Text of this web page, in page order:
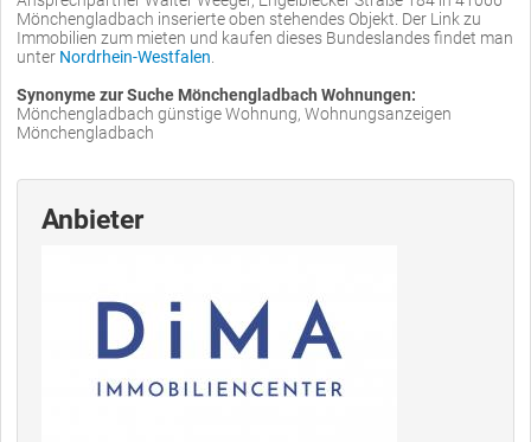
Mönchengladbach inserierte oben stehendes Objekt. Der Link zu
Immobilien zum mieten und kaufen dieses Bundeslandes findet man
unter Nordrhein-Westfalen
Synonyme zur Suche Mönchengladbach Wohnungen:
Mönchengladbach günstige Wohnung, Wohnungsanzeigen
Mönchengladbach
Anbieter